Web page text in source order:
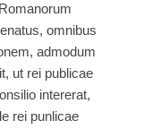
omnibus
admodum
ut rei publicae
intererat,
rei punlicae